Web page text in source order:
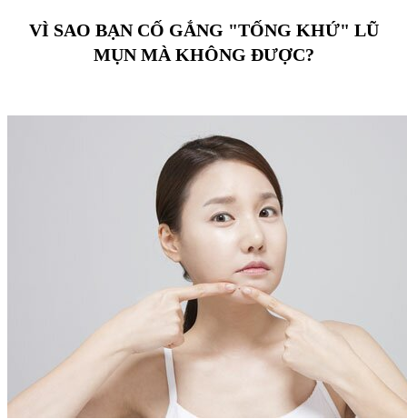
VÌ SAO BẠN CỐ GẮNG "TỐNG KHỨ" LŨ
MỤN MÀ KHÔNG ĐƯỢC?